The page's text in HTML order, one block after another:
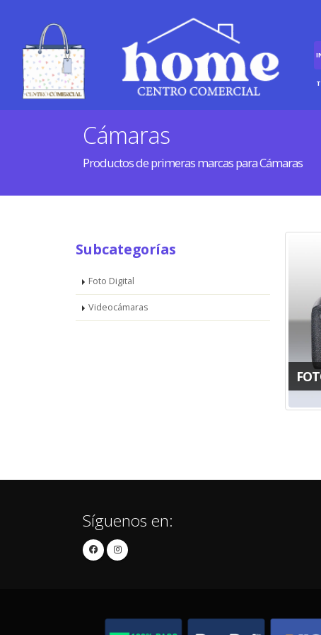
Cámaras
Productos de primeras marcas para Cámaras
Subcategorías
Foto Digital
Videocámaras
Síguenos en: